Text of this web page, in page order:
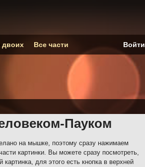
Пауком
на мышке, поэтому сразу нажимаем
картинки. Вы можете сразу посмотреть,
для этого есть кнопка в верхней
двоих Все части Войти